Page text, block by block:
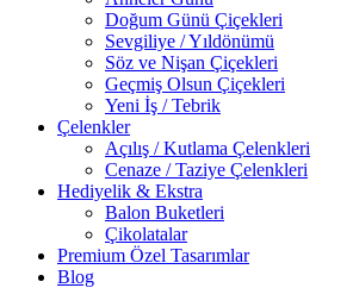
Doğum Günü Çiçekleri
Sevgiliye / Yıldönümü
Söz ve Nişan Çiçekleri
Geçmiş Olsun Çiçekleri
Yeni İş / Tebrik
Çelenkler
Açılış / Kutlama Çelenkleri
Cenaze / Taziye Çelenkleri
Hediyelik & Ekstra
Balon Buketleri
Çikolatalar
Premium Özel Tasarımlar
Blog